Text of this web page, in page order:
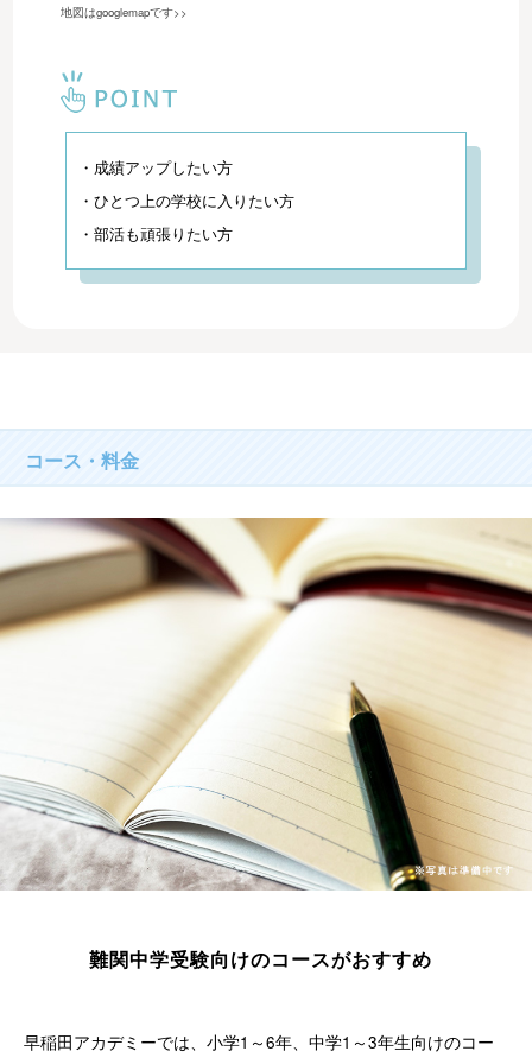
地図はgooglemapです>>
・成績アップしたい方
・ひとつ上の学校に入りたい方
・部活も頑張りたい方
コース・料金
難関中学受験向けのコースがおすすめ
早稲田アカデミーでは、小学1～6年、中学1～3年生向けのコー